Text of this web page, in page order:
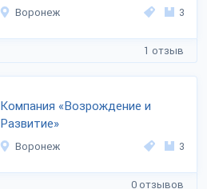
Воронеж 3
1 отзыв
Компания «Возрождение и
Развитие»
Воронеж 3
0 отзывов